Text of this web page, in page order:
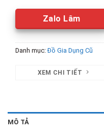
Zalo Lâm
Danh mục:Đồ Gia Dụng Cũ
XEM CHI TIẾT
MÔ TẢ